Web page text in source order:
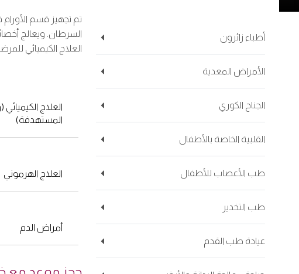
أطباء زائرون
الأمراض المعدية
الجناح الكوري
القلبية الخاصة بالأطفال
طب الأعصاب للأطفال
طب التخدير
عيادة طب القدم
تم تجهيز قسم الأورام
السرطان. ويعالج
العلاج الكيميائي
العلاج
المستهدفة)
العلاج الهرموني
أمراض الدم